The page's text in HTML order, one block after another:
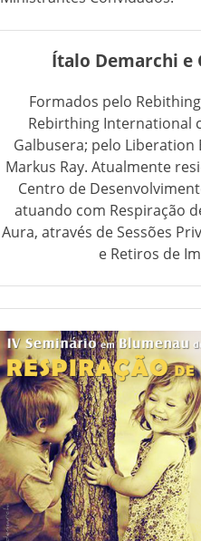
Ítalo Demarchi e
Formados pelo
Rebirthing International
Galbusera; pelo Liberation
Markus Ray. Atualmente
Centro de
atuando com Respiração
Aura, através de Sessões
e Retiros de